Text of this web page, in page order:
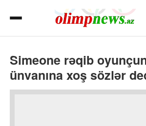
Simeone rəqib
ünvanına xoş sözlər